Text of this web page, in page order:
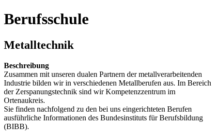
Berufsschule
Metalltechnik
Beschreibung
Zusammen mit unseren dualen Partnern der metallverarbeitenden
Industrie bilden wir in verschiedenen Metallberufen aus. Im Bereich
der Zerspanungstechnik sind wir Kompetenzzentrum im
Ortenaukreis.
Sie finden nachfolgend zu den bei uns eingerichteten Berufen
ausführliche Informationen des Bundesinstituts für Berufsbildung
(BIBB).